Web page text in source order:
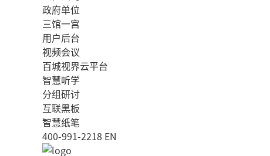
政府单位
三馆一宫
用户后台
视频会议
百城视界云平台
智慧听学
分组研讨
互联黑板
智慧纸笔
400-991-2218 EN